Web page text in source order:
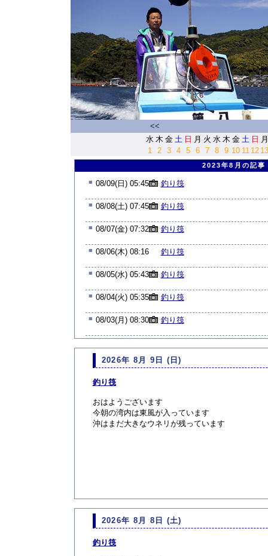
<<
水 木 金 土 日 月 火 水 木 金 土 日 月
1
2 3 4 5 6 7 8 9 10 11 12 13
2023年8月の記事
■ 08/09(日) 05:45 釣り筏
■ 08/08(土) 07:45 釣り筏
■ 08/07(金) 07:32 釣り筏
■ 08/06(木) 08:16 釣り筏
■ 08/05(水) 05:43 釣り筏
■ 08/04(火) 05:35 釣り筏
■ 08/03(月) 08:30 釣り筏
2026年 8月 9日 (日)
釣り筏
おはようございます
今朝の湾内は東風が入っています
沖はまだ大きなウネリが残っています
2026年 8月 8日 (土)
釣り筏